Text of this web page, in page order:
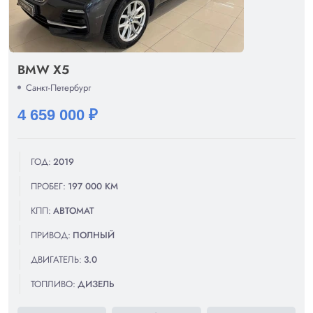
BMW X5
Санкт-Петербург
4 659 000 ₽
ГОД: 2019
ПРОБЕГ: 197 000 КМ
КПП: АВТОМАТ
ПРИВОД: ПОЛНЫЙ
ДВИГАТЕЛЬ: 3.0
ТОПЛИВО: ДИЗЕЛЬ